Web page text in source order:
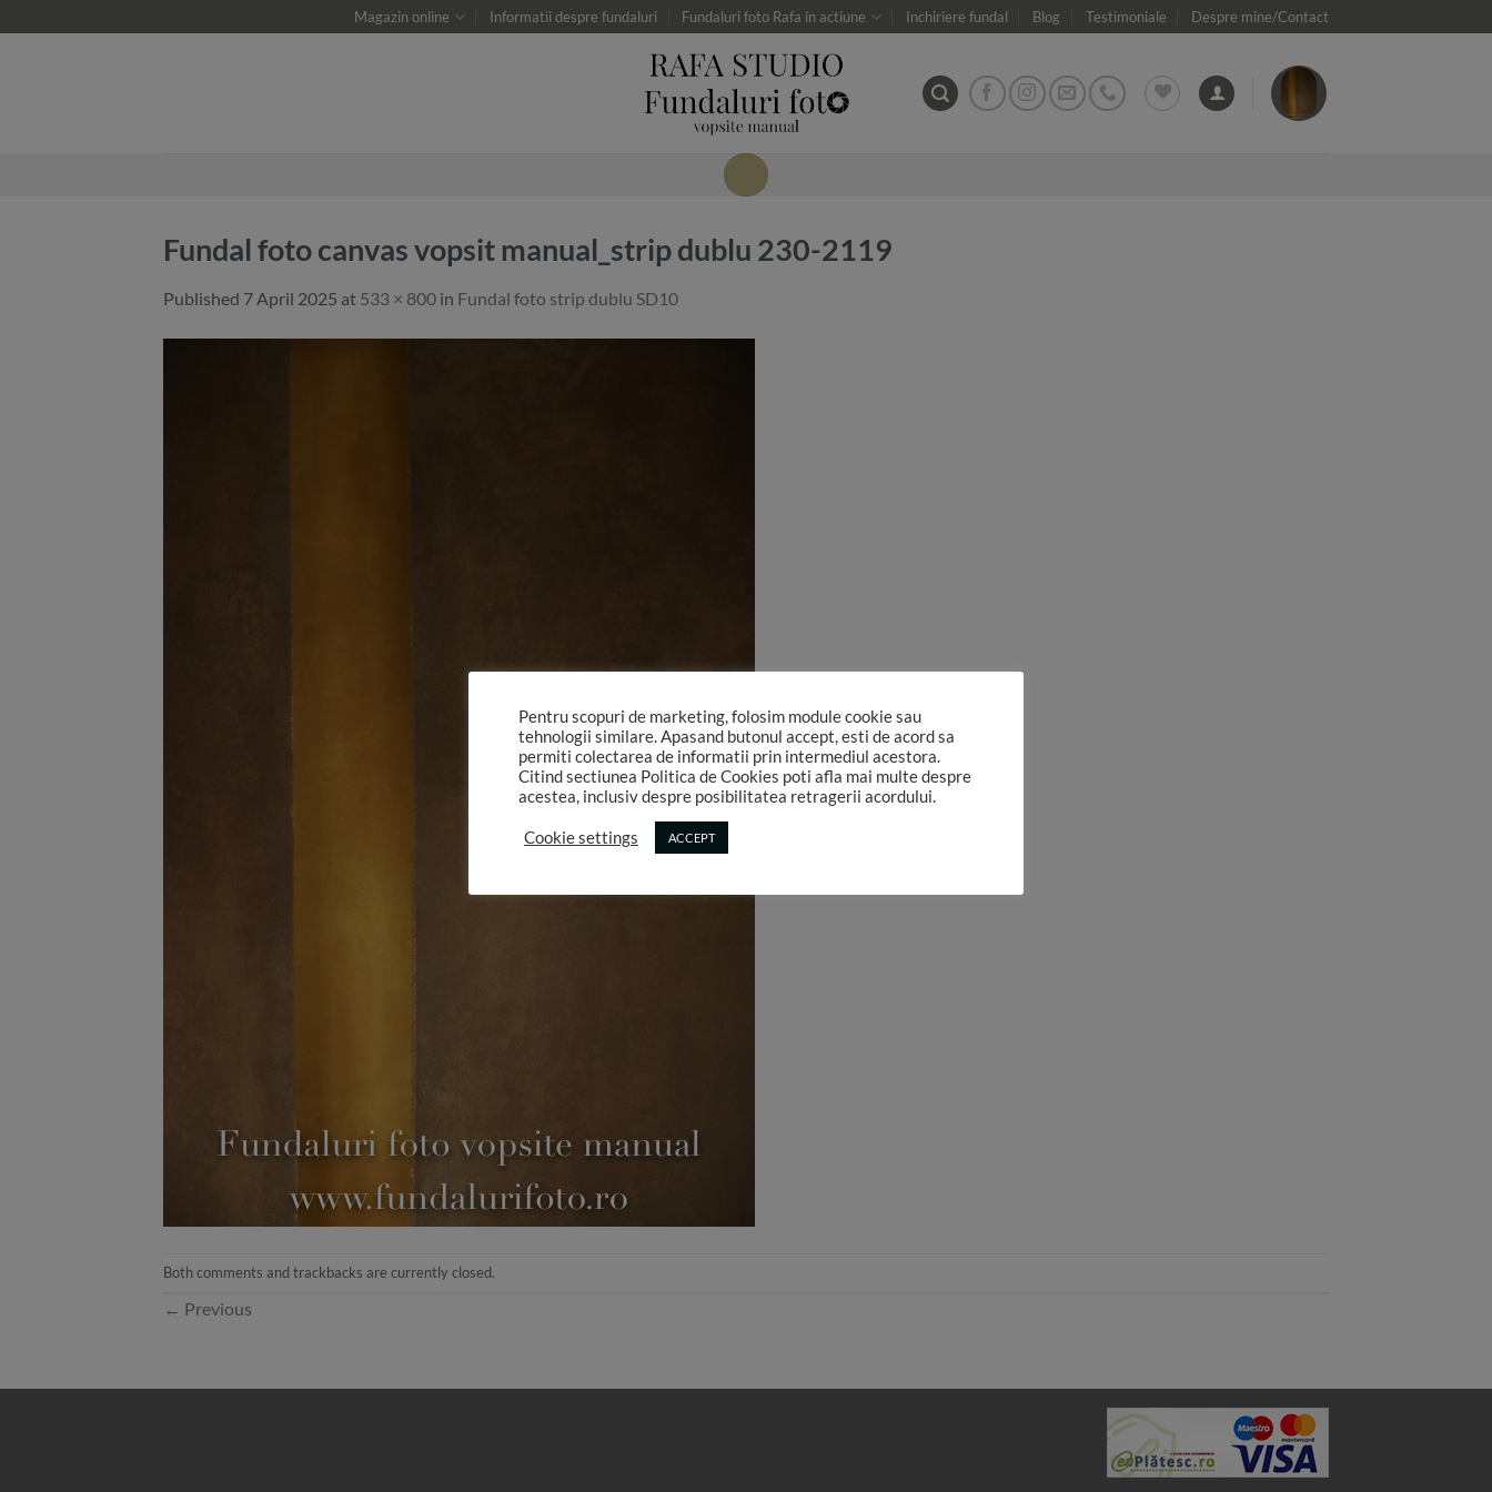
to
Magazin online Informatii despre fundaluri Fundaluri foto Rafa in actiune Inchiriere fundal Blog Testimoniale Despre mine/Contact
Fundal foto canvas vopsit manual_strip dublu 230-2119
Published 7 April 2025 at 533 × 800 in Fundal foto strip dublu SD10
Both comments and trackbacks are currently closed.
← Previous
Pentru scopuri de marketing, folosim module cookie sau
tehnologii similare. Apasand butonul accept, esti de acord sa
permiti colectarea de informatii prin intermediul acestora.
Citind sectiunea Politica de Cookies poti afla mai multe despre
acestea, inclusiv despre posibilitatea retragerii acordului.
Cookie settings ACCEPT